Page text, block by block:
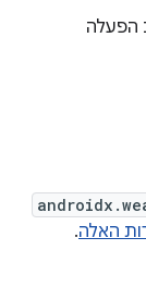
האלה.